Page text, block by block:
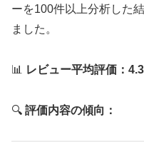
ーを100件以上分析した
ました。
📊 レビュー平均評価：
🔍 評価内容の傾向：